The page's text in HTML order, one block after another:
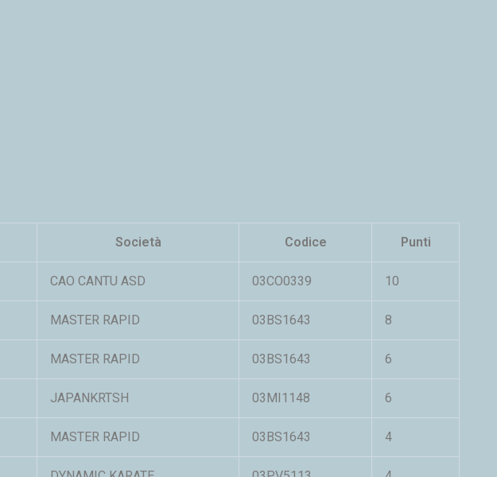
Società Codice Punti
CAO CANTU ASD 03CO0339 10
MASTER RAPID 03BS1643 8
MASTER RAPID 03BS1643 6
JAPANKRTSH 03MI1148 6
MASTER RAPID 03BS1643 4